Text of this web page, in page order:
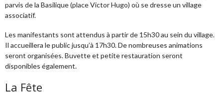
parvis de la Basilique (place Victor Hugo) où se dresse un village
associatif.
Les manifestants sont attendus à partir de 15h30 au sein du village.
Il accueillera le public jusqu’à 17h30. De nombreuses animations
seront organisées. Buvette et petite restauration seront
disponibles également.
La Fête